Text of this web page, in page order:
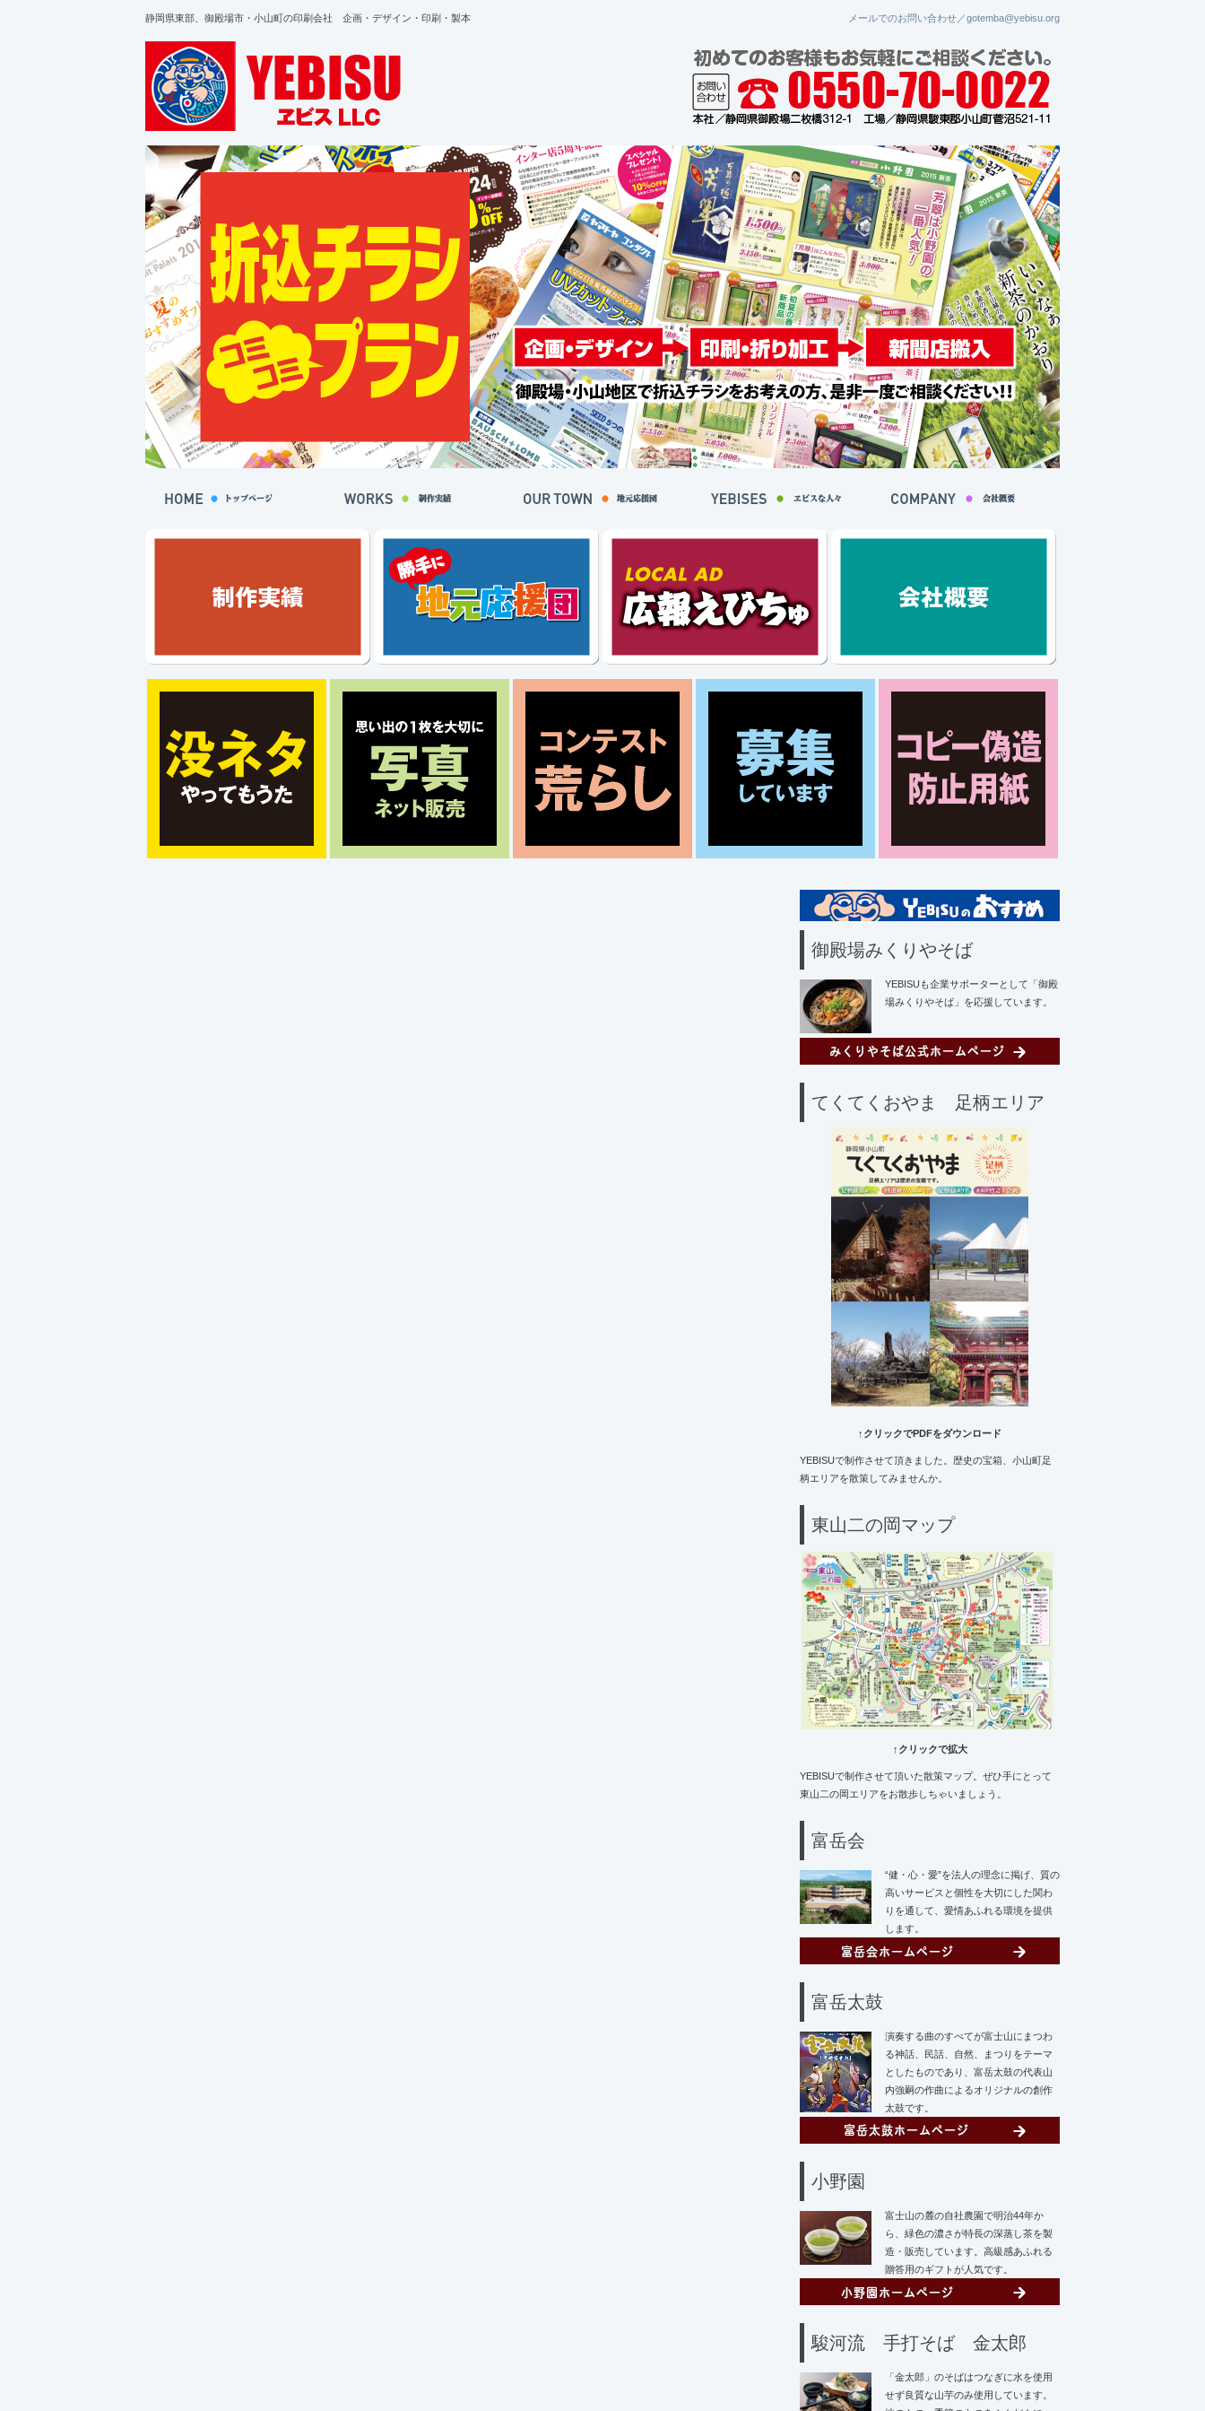
静岡県東部、御殿場市・小山町の印刷会社 企画・デザイン・印刷・製本 メールでのお問い合わせ／gotemba@yebisu.org
御殿場みくりやそば
YEBISUも企業サポーターとして「御殿
場みくりやそば」を応援しています。
てくてくおやま 足柄エリア
↑クリックでPDFをダウンロード
YEBISUで制作させて頂きました。歴史の宝箱、小山町足
柄エリアを散策してみませんか。
東山二の岡マップ
↑クリックで拡大
YEBISUで制作させて頂いた散策マップ。ぜひ手にとって
東山二の岡エリアをお散歩しちゃいましょう。
富岳会
“健・心・愛”を法人の理念に掲げ、質の
高いサービスと個性を大切にした関わ
りを通して、愛情あふれる環境を提供
します。
富岳太鼓
演奏する曲のすべてが富士山にまつわ
る神話、民話、自然、まつりをテーマ
としたものであり、富岳太鼓の代表山
内強嗣の作曲によるオリジナルの創作
太鼓です。
小野園
富士山の麓の自社農園で明治44年か
ら、緑色の濃さが特長の深蒸し茶を製
造・販売しています。高級感あふれる
贈答用のギフトが人気です。
駿河流 手打そば 金太郎
「金太郎」のそばはつなぎに水を使用
せず良質な山芋のみ使用しています。